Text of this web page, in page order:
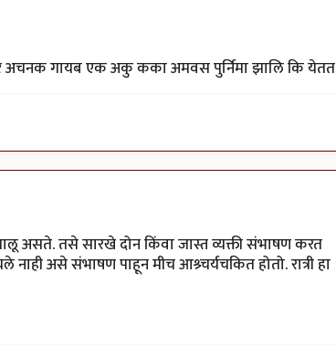
अचनक गायब एक अकु कका अमवस पुर्निमा झालि कि येतत
असते. तसे सारखे दोन किंवा जास्त व्यक्ती संभाषण करत
असे संभाषण पाहून मीच आश्र्चर्यचकित होतो. रात्री हा